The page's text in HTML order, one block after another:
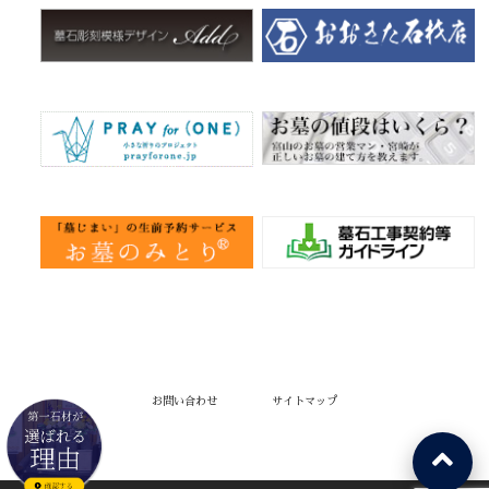
お問い合わせ サイトマップ